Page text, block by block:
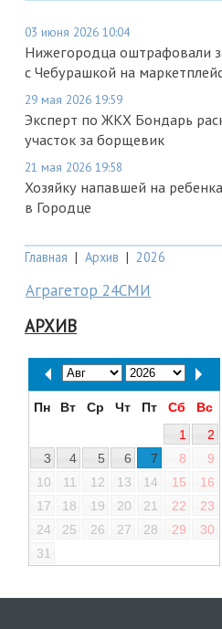
03 июня 2026 10:04
Нижегородца оштрафовали
с Чебурашкой на
29 мая 2026 19:59
Эксперт по ЖКХ Бондарь
участок за борщевик
21 мая 2026 19:58
Хозяйку напавшей на
в Городце
Главная | Архив | 2026
Аграгетор 24СМИ
АРХИВ
Пн Вт Ср Чт Пт Сб
Вс
1
2
3
4 5 6 7 8
9
10
11 12 13 14 15
16
17
18 19 20 21 22
23
24
25 26 27 28 29
30
31